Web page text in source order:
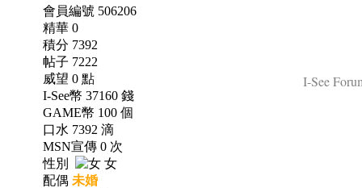
會員編號 506206
精華 0
積分 7392
帖子 7222
威望 0 點
I-See幣 37160 錢
GAME幣 100 個
口水 7392 滴
MSN宣傳 0 次
性別
女
配偶 未婚
I-See